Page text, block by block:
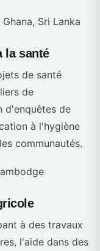
Sri Lanka
la santé
de santé
de
d'enquêtes de
à l'hygiène
communautés.
à des travaux
l'aide dans des